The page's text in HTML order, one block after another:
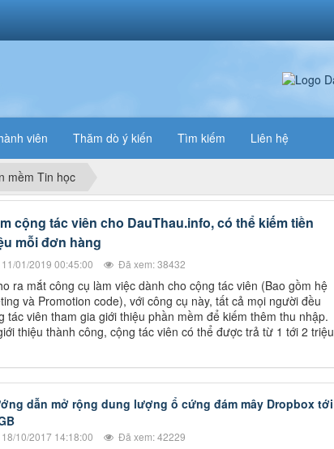
viên Thăm dò ý kiến Tìm kiếm Liên hệ
mềm Tin học
cộng tác viên cho DauThau.info, có thể kiếm tiền
mỗi đơn hàng
11/01/2019 00:45:00 Đã xem: 38432
ra mắt công cụ làm việc dành cho cộng tác viên (Bao gồm hệ
và Promotion code), với công cụ này, tất cả mọi người đều
tác viên tham gia giới thiệu phần mềm để kiếm thêm thu nhập.
thiệu thành công, cộng tác viên có thể được trả từ 1 tới 2 triệu
dẫn mở rộng dung lượng ổ cứng đám mây Dropbox tới
18/10/2017 14:18:00 Đã xem: 42229